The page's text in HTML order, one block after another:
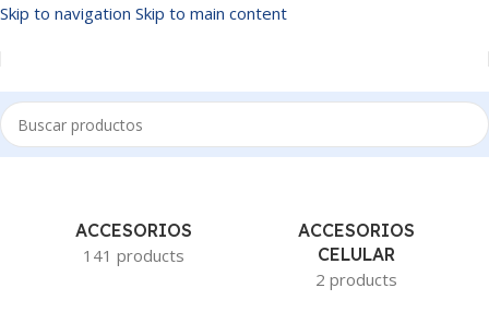
Skip to navigation Skip to main content
Inicio/HP
ACCESORIOS
141 products
ACCESORIOS
CELULAR
2 products